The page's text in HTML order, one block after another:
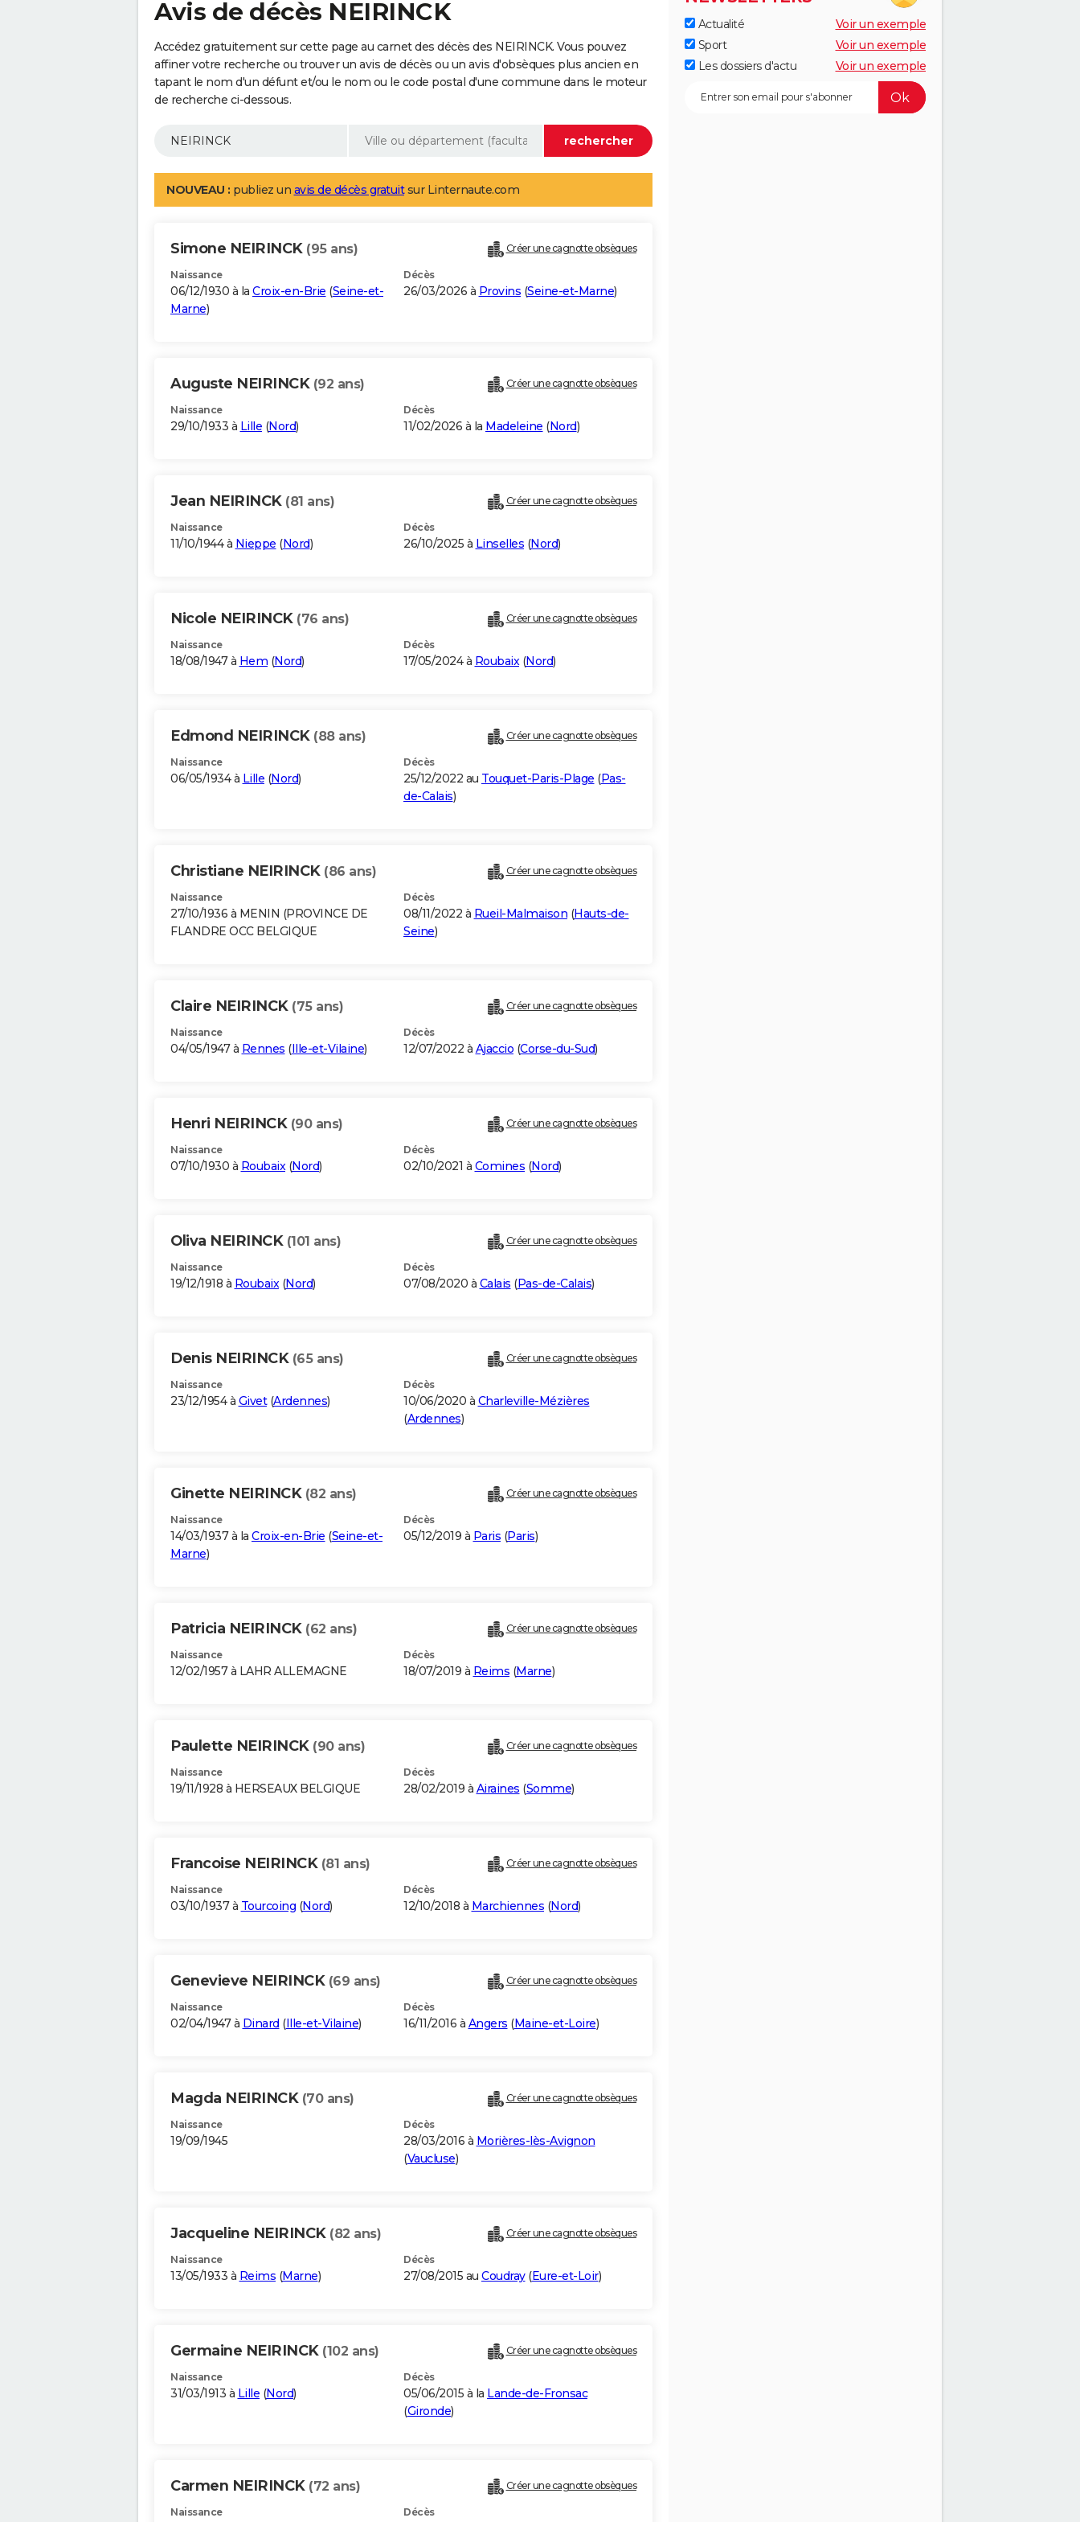
Avis de décès NEIRINCK
Accédez gratuitement sur cette page au carnet des décès des NEIRINCK. Vous pouvez
affiner votre recherche ou trouver un avis de décès ou un avis d'obsèques plus ancien en
tapant le nom d'un défunt et/ou le nom ou le code postal d'une commune dans le moteur
de recherche ci-dessous.
NOUVEAU : publiez un avis de décès gratuitsur Linternaute.com
Simone NEIRINCK (95 ans) Créer une cagnotte obsèques
Naissance
06/12/1930 à la Croix-en-Brie (Seine-et-
Marne)
Décès
26/03/2026 à Provins (Seine-et-Marne)
Auguste NEIRINCK (92 ans) Créer une cagnotte obsèques
Naissance
29/10/1933 à Lille (Nord)
Décès
11/02/2026 à la Madeleine (Nord)
Jean NEIRINCK (81 ans) Créer une cagnotte obsèques
Naissance
11/10/1944 à Nieppe (Nord)
Décès
26/10/2025 à Linselles (Nord)
Nicole NEIRINCK (76 ans) Créer une cagnotte obsèques
Naissance
18/08/1947 à Hem (Nord)
Décès
17/05/2024 à Roubaix(Nord)
Edmond NEIRINCK (88 ans) Créer une cagnotte obsèques
Naissance
06/05/1934 à Lille (Nord)
Décès
25/12/2022 au Touquet-Paris-Plage (Pas-
de-Calais)
Christiane NEIRINCK (86 ans) Créer une cagnotte obsèques
Naissance
27/10/1936 à MENIN (PROVINCE DE
FLANDRE OCC BELGIQUE
Décès
08/11/2022 à Rueil-Malmaison (Hauts-de-
Seine)
Claire NEIRINCK (75 ans) Créer une cagnotte obsèques
Naissance
04/05/1947 à Rennes (Ille-et-Vilaine)
Décès
12/07/2022 à Ajaccio (Corse-du-Sud)
Henri NEIRINCK (90 ans) Créer une cagnotte obsèques
Naissance
07/10/1930 à Roubaix(Nord)
Décès
02/10/2021 à Comines (Nord)
Oliva NEIRINCK (101 ans) Créer une cagnotte obsèques
Naissance
19/12/1918 à Roubaix(Nord)
Décès
07/08/2020 à Calais (Pas-de-Calais)
Denis NEIRINCK (65 ans) Créer une cagnotte obsèques
Naissance
23/12/1954 à Givet(Ardennes)
Décès
10/06/2020 à Charleville-Mézières
(Ardennes)
Ginette NEIRINCK (82 ans) Créer une cagnotte obsèques
Naissance
14/03/1937 à la Croix-en-Brie (Seine-et-
Marne)
Décès
05/12/2019 à Paris (Paris)
Patricia NEIRINCK (62 ans) Créer une cagnotte obsèques
Naissance
12/02/1957 à LAHR ALLEMAGNE
Décès
18/07/2019 à Reims (Marne)
Paulette NEIRINCK (90 ans) Créer une cagnotte obsèques
Naissance
19/11/1928 à HERSEAUX BELGIQUE
Décès
28/02/2019 à Airaines (Somme)
Francoise NEIRINCK (81 ans) Créer une cagnotte obsèques
Naissance
03/10/1937 à Tourcoing (Nord)
Décès
12/10/2018 à Marchiennes (Nord)
Genevieve NEIRINCK (69 ans) Créer une cagnotte obsèques
Naissance
02/04/1947 à Dinard (Ille-et-Vilaine)
Décès
16/11/2016 à Angers (Maine-et-Loire)
Magda NEIRINCK (70 ans) Créer une cagnotte obsèques
Naissance
19/09/1945
Décès
28/03/2016 à Morières-lès-Avignon
(Vaucluse)
Jacqueline NEIRINCK (82 ans) Créer une cagnotte obsèques
Naissance
13/05/1933 à Reims (Marne)
Décès
27/08/2015 au Coudray(Eure-et-Loir)
Germaine NEIRINCK (102 ans) Créer une cagnotte obsèques
Naissance
31/03/1913 à Lille (Nord)
Décès
05/06/2015 à la Lande-de-Fronsac
(Gironde)
Carmen NEIRINCK (72 ans) Créer une cagnotte obsèques
Naissance Décès
Actualité
Voir un exemple
Sport
Voir un exemple
Les dossiers d'actu
Voir un exemple